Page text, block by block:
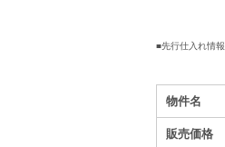
■先行仕入れ情報
物件名
販売価格